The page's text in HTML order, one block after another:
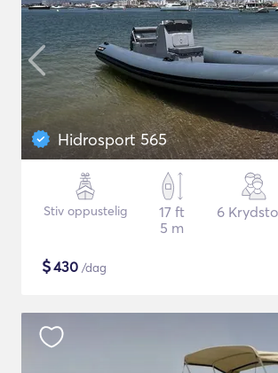
Hidrosport 565
Stiv oppustelig
17 ft
5 m
6
$430 /dag